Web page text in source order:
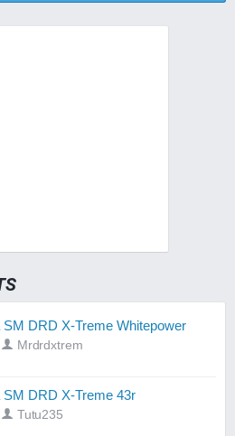
SM DRD X-Treme Whitepower
Mrdrdxtrem
SM DRD X-Treme 43r
Tutu235